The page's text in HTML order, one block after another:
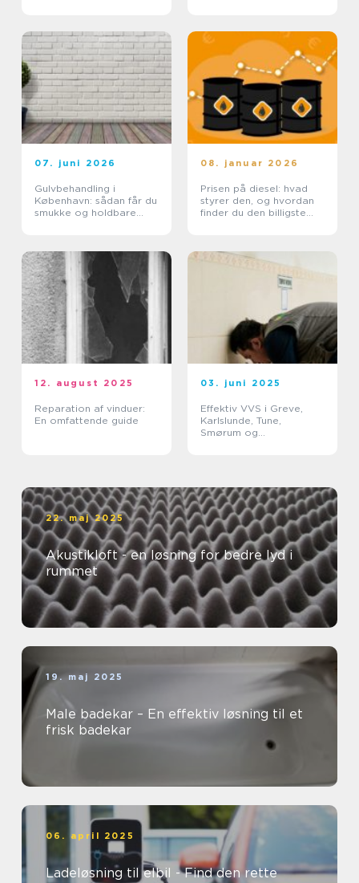
07. juni 2026
Gulvbehandling i
København: sådan får du
smukke og holdbare
08. januar 2026
Prisen på diesel: hvad
styrer den, og hvordan
finder du den billigste
12. august 2025
Reparation af vinduer:
En omfattende guide
03. juni 2025
Effektiv VVS i Greve,
Karlslunde, Tune,
Smørum og
22. maj 2025
Akustikloft - en løsning for bedre lyd i
rummet
19. maj 2025
Male badekar – En effektiv løsning til et
frisk badekar
06. april 2025
Ladeløsning til elbil - Find den rette